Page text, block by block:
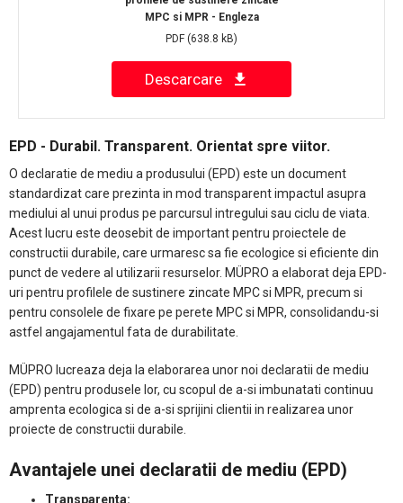
MPC si MPR - Engleza
PDF (638.8 kB)
Descarcare
EPD - Durabil. Transparent. Orientat spre viitor.
O declaratie de mediu a produsului (EPD) este un document
standardizat care prezinta in mod transparent impactul asupra
mediului al unui produs pe parcursul intregului sau ciclu de viata.
Acest lucru este deosebit de important pentru proiectele de
constructii durabile, care urmaresc sa fie ecologice si eficiente din
punct de vedere al utilizarii resurselor. MÜPRO a elaborat deja EPD-
uri pentru profilele de sustinere zincate MPC si MPR, precum si
pentru consolele de fixare pe perete MPC si MPR, consolidandu-si
astfel angajamentul fata de durabilitate.
MÜPRO lucreaza deja la elaborarea unor noi declaratii de mediu
(EPD) pentru produsele lor, cu scopul de a-si imbunatati continuu
amprenta ecologica si de a-si sprijini clientii in realizarea unor
proiecte de constructii durabile.
Avantajele unei declaratii de mediu (EPD)
Transparenta: